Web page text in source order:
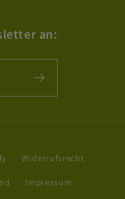
an:
Widerrufsrecht
Impressum